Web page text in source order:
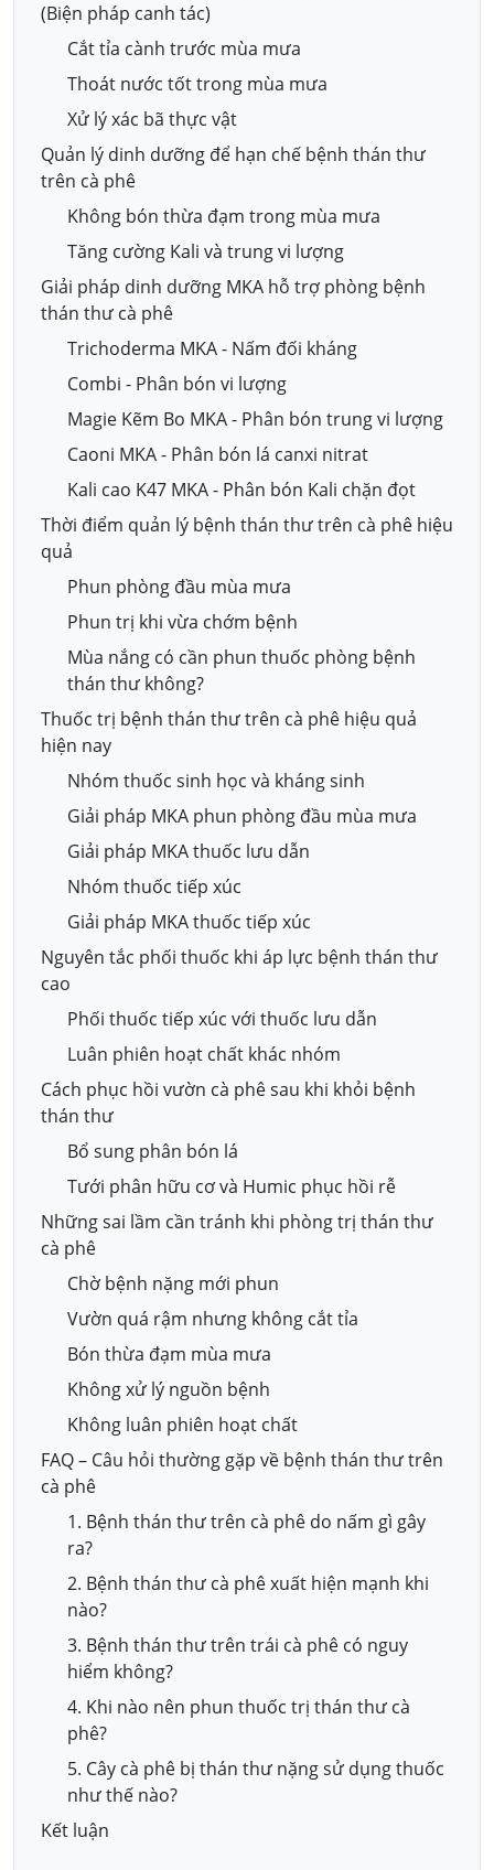
(Biện pháp canh tác)
Cắt tỉa cành trước mùa mưa
Thoát nước tốt trong mùa mưa
Xử lý xác bã thực vật
Quản lý dinh dưỡng để hạn chế bệnh thán thư
trên cà phê
Không bón thừa đạm trong mùa mưa
Tăng cường Kali và trung vi lượng
Giải pháp dinh dưỡng MKA hỗ trợ phòng bệnh
thán thư cà phê
Trichoderma MKA - Nấm đối kháng
Combi - Phân bón vi lượng
Magie Kẽm Bo MKA - Phân bón trung vi lượng
Caoni MKA - Phân bón lá canxi nitrat
Kali cao K47 MKA - Phân bón Kali chặn đọt
Thời điểm quản lý bệnh thán thư trên cà phê hiệu
quả
Phun phòng đầu mùa mưa
Phun trị khi vừa chớm bệnh
Mùa nắng có cần phun thuốc phòng bệnh
thán thư không?
Thuốc trị bệnh thán thư trên cà phê hiệu quả
hiện nay
Nhóm thuốc sinh học và kháng sinh
Giải pháp MKA phun phòng đầu mùa mưa
Giải pháp MKA thuốc lưu dẫn
Nhóm thuốc tiếp xúc
Giải pháp MKA thuốc tiếp xúc
Nguyên tắc phối thuốc khi áp lực bệnh thán thư
cao
Phối thuốc tiếp xúc với thuốc lưu dẫn
Luân phiên hoạt chất khác nhóm
Cách phục hồi vườn cà phê sau khi khỏi bệnh
thán thư
Bổ sung phân bón lá
Tưới phân hữu cơ và Humic phục hồi rễ
Những sai lầm cần tránh khi phòng trị thán thư
cà phê
Chờ bệnh nặng mới phun
Vườn quá rậm nhưng không cắt tỉa
Bón thừa đạm mùa mưa
Không xử lý nguồn bệnh
Không luân phiên hoạt chất
FAQ – Câu hỏi thường gặp về bệnh thán thư trên
cà phê
1. Bệnh thán thư trên cà phê do nấm gì gây
ra?
2. Bệnh thán thư cà phê xuất hiện mạnh khi
nào?
3. Bệnh thán thư trên trái cà phê có nguy
hiểm không?
4. Khi nào nên phun thuốc trị thán thư cà
phê?
5. Cây cà phê bị thán thư nặng sử dụng thuốc
như thế nào?
Kết luận